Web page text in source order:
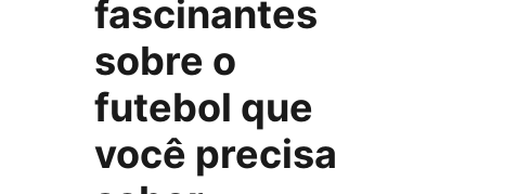
fascinantes
sobre o
futebol que
você precisa